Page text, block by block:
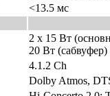
<13.5 мс
2 х 15 Вт
20 Вт
4.1.2 Ch
Dolby Atmos,